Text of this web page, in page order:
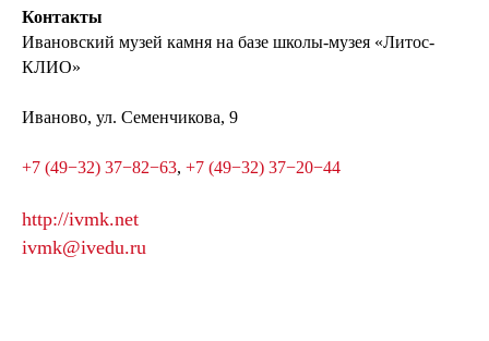
Контакты
Ивановский музей камня на базе школы-музея «Литос-
КЛИО»
Иваново, ул. Семенчикова, 9
+7 (49−32) 37−82−63, +7 (49−32) 37−20−44
http://ivmk.net
ivmk@ivedu.ru